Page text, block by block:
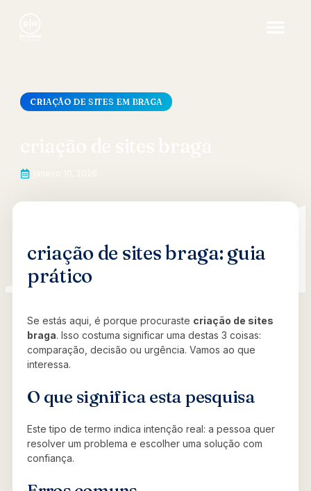
CRIAÇÃO DE SITES EM BRAGA
criação de sites braga: guia
prático
Se estás aqui, é porque procuraste criação de sites
braga. Isso costuma significar uma destas 3 coisas:
comparação, decisão ou urgência. Vamos ao que
interessa.
O que significa esta pesquisa
Este tipo de termo indica intenção real: a pessoa quer
resolver um problema e escolher uma solução com
confiança.